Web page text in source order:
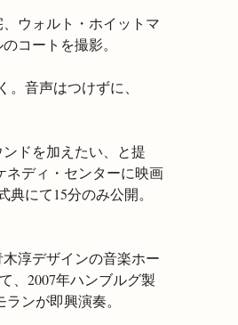
ウォルト・ホイットマ
コートを撮影。
音声はつけずに、
ドを加えたい、と提
ネディ・センターに映画
にて15分のみ公開。
淳デザインの音楽ホー
、2007年ハンブルグ製
ンが即興演奏。